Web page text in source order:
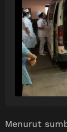
Menurut